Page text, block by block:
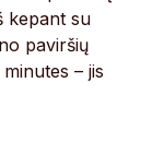
kepant su
paviršių
– jis